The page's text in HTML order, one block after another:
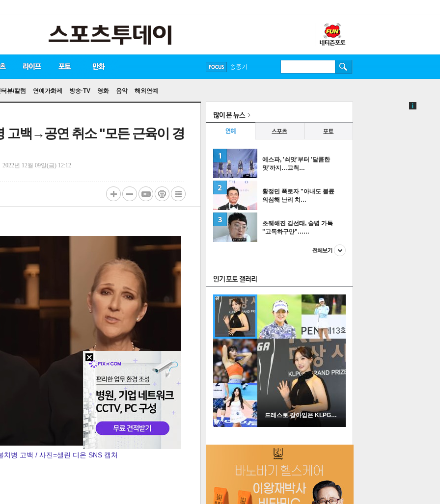
뷰/칼럼 연예가화제 방송·TV 영화 음악 해외연예
라이프 포토
만화
FOCUS
송중기
고백→공연 취소 "모든 근육이 경
2022년 12월 09일(금) 12:12
텍스 텍스 url 복 인쇄
치병 고백 / 사진=셀린 디온 SNS 캡처
많이 본 뉴스
연예
스포츠 포토
에스파, '쇠맛'부터 '달콤한
맛'까지…고척…
2
황정민 폭로자 "아내도 불륜
의심해 난리 치…
초췌해진 김선태, 술병 가득
"고독하구만"……
더보기
드레스로 갈아입은 KLPGA …